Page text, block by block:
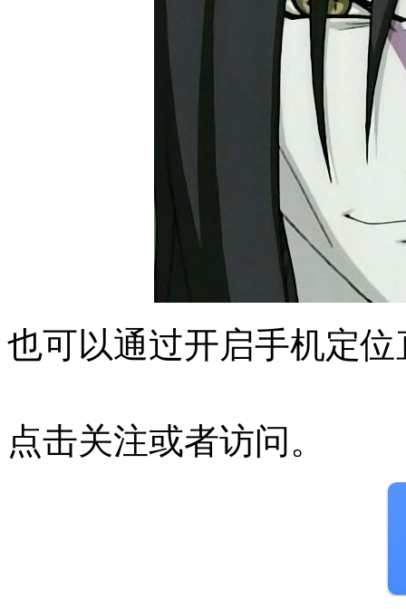
也可以通过开启手机定
点击关注或者访问。